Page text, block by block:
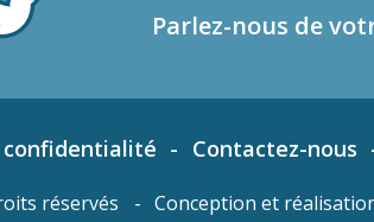
Parlez-nous de
Contactez-nous
réservés Conception et